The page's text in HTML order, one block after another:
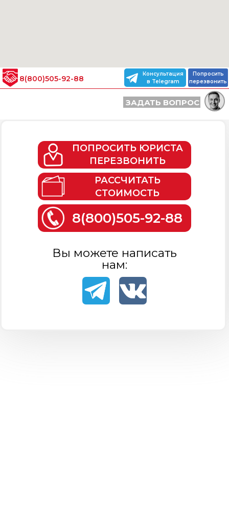
Попросить
перезвонить
8(800)505-92-88
Консультация
в Telegram
ЗАДАТЬ ВОПРОС
РАССЧИТАТЬ
СТОИМОСТЬ
8(800)505-92-88
Вы можете написать
нам:
ПОПРОСИТЬ ЮРИСТА
ПЕРЕЗВОНИТЬ